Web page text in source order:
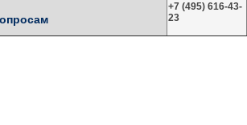
+7 (495) 616-43-
23